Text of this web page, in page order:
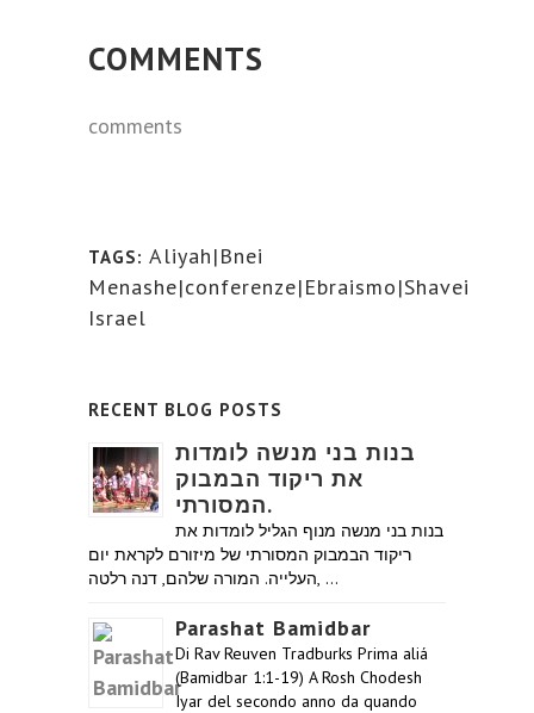
COMMENTS
comments
TAGS: Aliyah|Bnei
Menashe|conferenze|Ebraismo|Shavei
Israel
RECENT BLOG POSTS
בנות בני מנשה לומדות
את ריקוד הבמבוק
המסורתי.
בנות בני מנשה מנוף הגליל לומדות את
ריקוד הבמבוק המסורתי של מיזורם לקראת יום
העלייה. המורה שלהם, דנה רלטה, …
Parashat Bamidbar
Di Rav Reuven Tradburks Prima aliá
(Bamidbar 1:1-19) A Rosh Chodesh
Iyar del secondo anno da quando